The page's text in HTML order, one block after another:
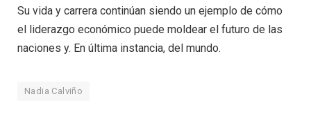
Su vida y carrera continúan siendo un ejemplo de cómo
el liderazgo económico puede moldear el futuro de las
naciones y. En última instancia, del mundo.
Nadia Calviño